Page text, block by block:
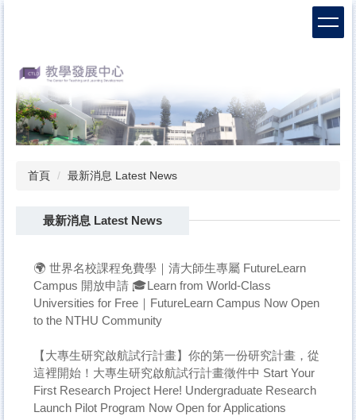
容
區
首頁 最新消息 Latest News
最新消息 Latest News
🌍 世界名校課程免費學｜清大師生專屬 FutureLearn
Campus 開放申請 🎓Learn from World-Class
Universities for Free｜FutureLearn Campus Now Open
to the NTHU Community
【大專生研究啟航試行計畫】你的第一份研究計畫，從
這裡開始！大專生研究啟航試行計畫徵件中 Start Your
First Research Project Here! Undergraduate Research
Launch Pilot Program Now Open for Applications